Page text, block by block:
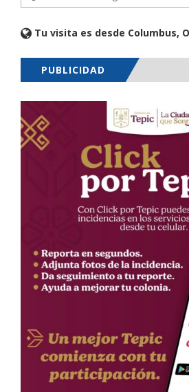
Tu visita es desde Columbus,
PUBLICIDAD